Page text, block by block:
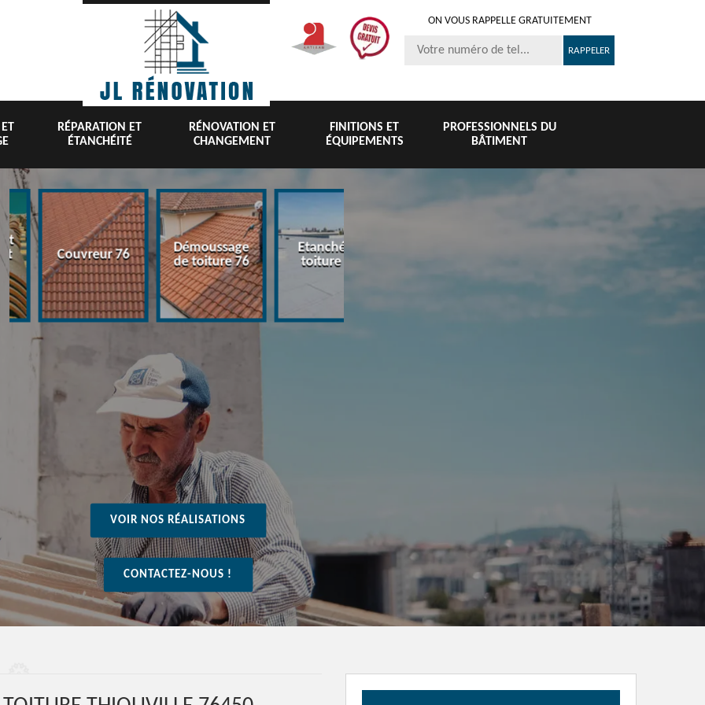
ON VOUS RAPPELLE GRATUITEMENT
RÉPARATION ET
ÉTANCHÉITÉ
RÉNOVATION ET
CHANGEMENT
FINITIONS ET
ÉQUIPEMENTS
PROFESSIONNELS DU
BÂTIMENT
Couvreur 76
Démoussage
de toiture 76
Etanchéité
toiture 76
VOIR NOS RÉALISATIONS
CONTACTEZ-NOUS !